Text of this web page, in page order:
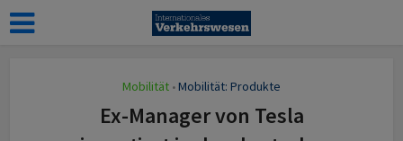
Mobilität • Mobilität: Produkte
Ex-Manager von Tesla